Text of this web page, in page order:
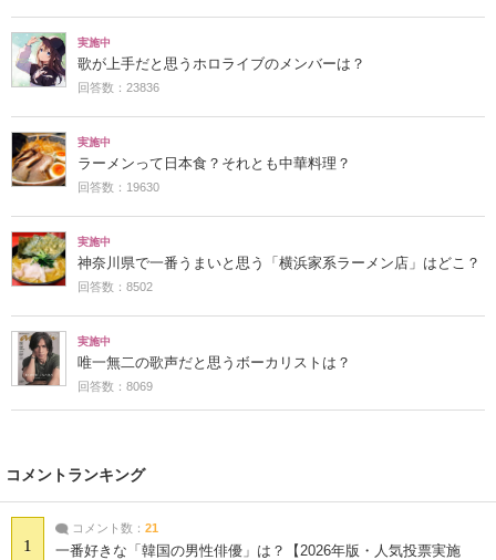
実施中
歌が上手だと思うホロライブのメンバーは？
回答数：23836
実施中
ラーメンって日本食？それとも中華料理？
回答数：19630
実施中
神奈川県で一番うまいと思う「横浜家系ラーメン店」はどこ？
回答数：8502
実施中
唯一無二の歌声だと思うボーカリストは？
回答数：8069
コメントランキング
1
コメント数： 21
一番好きな「韓国の男性俳優」は？【2026年版・人気投票実施